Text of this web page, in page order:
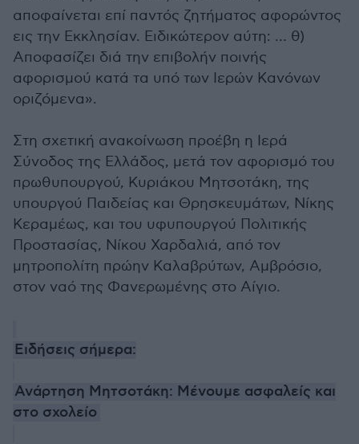
αποφαίνεται επί παντός ζητήματος αφορώντος
εις την Εκκλησίαν. Ειδικώτερον αύτη: … θ)
Αποφασίζει διά την επιβολήν ποινής
αφορισμού κατά τα υπό των Ιερών Κανόνων
οριζόμενα».
Στη σχετική ανακοίνωση προέβη η Ιερά
Σύνοδος της Ελλάδος, μετά τον αφορισμό του
πρωθυπουργού, Κυριάκου Μητσοτάκη, της
υπουργού Παιδείας και Θρησκευμάτων, Νίκης
Κεραμέως, και του υφυπουργού Πολιτικής
Προστασίας, Νίκου Χαρδαλιά, από τον
μητροπολίτη πρώην Καλαβρύτων, Αμβρόσιο,
στον ναό της Φανερωμένης στο Αίγιο.
Ειδήσεις σήμερα:
Ανάρτηση Μητσοτάκη: Μένουμε ασφαλείς και
στο σχολείο